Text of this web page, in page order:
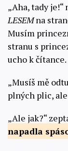
„Aha, tady
LESEMna
Musím
stranu s
ucho k čítance.
„Musíš mě
plných plic,
„Ale jak?“
napadla